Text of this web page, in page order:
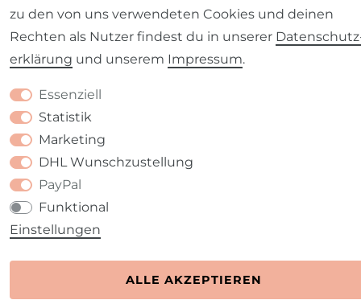
zu den von uns verwendeten Cookies und deinen
Rechten als Nutzer findest du in unserer
erklärung und unserem Impressum.
Essenziell
Statistik
Marketing
DHL Wunschzustellung
PayPal
Funktional
Einstellungen
ALLE AKZEPTIEREN